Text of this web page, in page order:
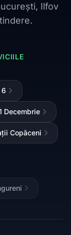
Ilfov
6
Decembrie
Copăceni